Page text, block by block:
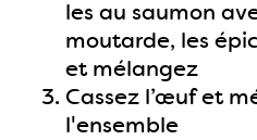
les au saumon
moutarde, les
et mélangez
Cassez l’œuf et
l'ensemble